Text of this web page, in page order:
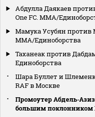
Абдулла Даякаев
One FC. MMA/
Мамука Усубян против
MMA/Единоборства
Таханеак против
Единоборства
Шара Буллет и
RAF в Москве
Промоутер
большим поклонником